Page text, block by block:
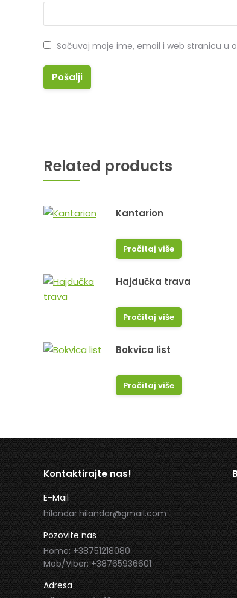
Sačuvaj moje ime, email i web stranicu u
Related products
Kantarion
Pročitaj više
Hajdučka trava
Pročitaj više
Bokvica list
Pročitaj više
Kontaktirajte nas!
E-Mail
hilandar.hilandar@gmail.com
Pozovite nas
Home: +38751218080
Mob/Viber: +38765936601
Adresa